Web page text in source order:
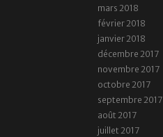
mars 2018
février 2018
janvier 2018
décembre 2017
novembre 2017
octobre 2017
septembre 2017
août 2017
juillet 2017